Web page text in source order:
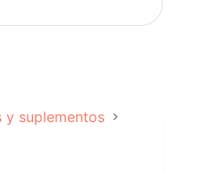
y suplementos